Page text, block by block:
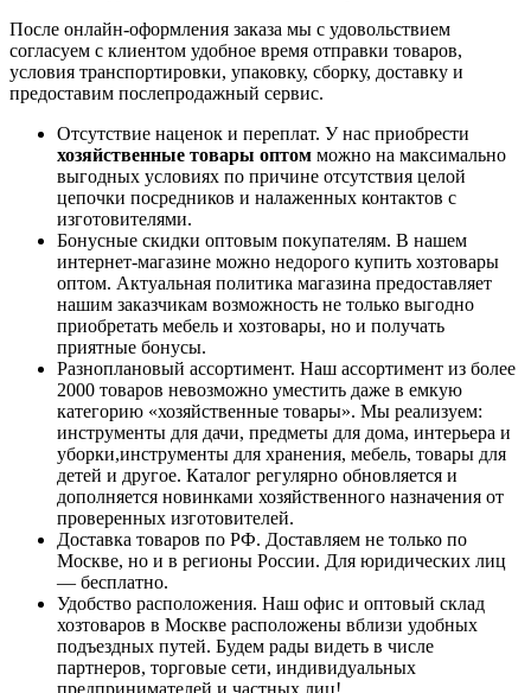
После онлайн-оформления заказа мы с удовольствием
согласуем с клиентом удобное время отправки товаров,
условия транспортировки, упаковку, сборку, доставку и
предоставим послепродажный сервис.
Отсутствие наценок и переплат. У нас приобрести
хозяйственные товары оптом можно на максимально
выгодных условиях по причине отсутствия целой
цепочки посредников и налаженных контактов с
изготовителями.
Бонусные скидки оптовым покупателям. В нашем
интернет-магазине можно недорого купить хозтовары
оптом. Актуальная политика магазина предоставляет
нашим заказчикам возможность не только выгодно
приобретать мебель и хозтовары, но и получать
приятные бонусы.
Разноплановый ассортимент. Наш ассортимент из более
2000 товаров невозможно уместить даже в емкую
категорию «хозяйственные товары». Мы реализуем:
инструменты для дачи, предметы для дома, интерьера и
уборки,инструменты для хранения, мебель, товары для
детей и другое. Каталог регулярно обновляется и
дополняется новинками хозяйственного назначения от
проверенных изготовителей.
Доставка товаров по РФ. Доставляем не только по
Москве, но и в регионы России. Для юридических лиц
— бесплатно.
Удобство расположения. Наш офис и оптовый склад
хозтоваров в Москве расположены вблизи удобных
подъездных путей. Будем рады видеть в числе
партнеров, торговые сети, индивидуальных
предпринимателей и частных лиц!